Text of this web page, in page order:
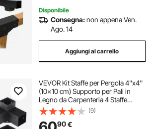
Disponibile
Consegna:non appena Ven.
Ago. 14
Aggiungi al carrello
VEVOR Kit Staffe per Pergola 4''x4''
(10x10 cm) Supporto per Pali in
Legno da Carpenteria 4 Staffe
Angolari a 3 Vie Kit per Travi Fai da
Te per Gazebo, Pergolati da Patio,
Cabine, Kit Staffe per Pergola 4 pz
(9)
90€